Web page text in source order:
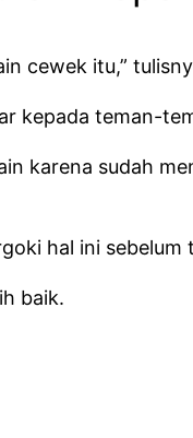
cewek itu,”
kepada teman-
karena sudah
hal ini
baik.